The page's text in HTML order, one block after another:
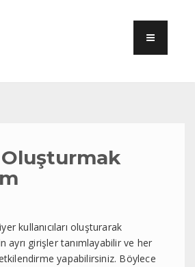
kullanıcıları oluşturarak
ayrı girişler tanımlayabilir ve her
yapabilirsiniz. Böylece